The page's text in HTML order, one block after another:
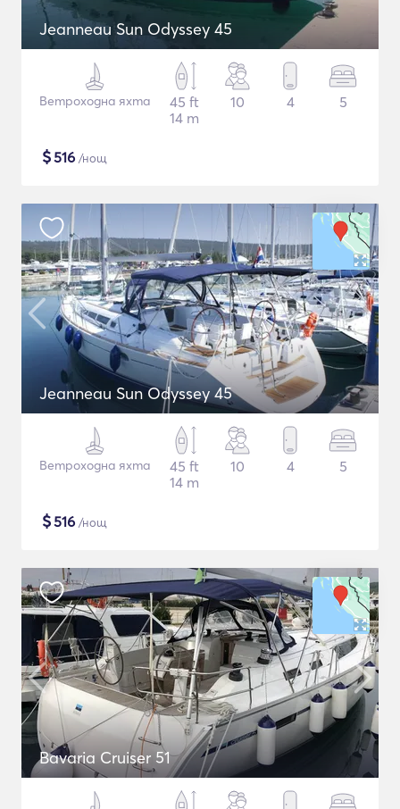
Jeanneau Sun Odyssey 45
Ветроходна яхта
45 ft
14 m
10 4 5
$516 /нощ
Jeanneau Sun Odyssey 45
Ветроходна яхта
45 ft
14 m
10 4 5
$516 /нощ
Bavaria Cruiser 51